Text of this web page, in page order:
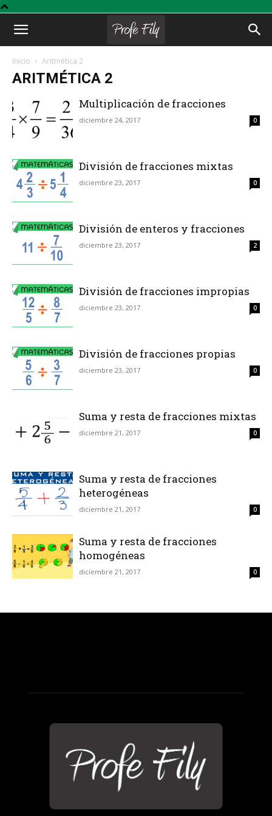
Profe
Fily
Inicio Aritmética 2
ARITMÉTICA 2
Multiplicación de fracciones
diciembre 24, 2017 0
División de fracciones mixtas
diciembre 23, 2017 0
División de enteros y fracciones
diciembre 23, 2017 2
División de fracciones impropias
diciembre 23, 2017 0
División de fracciones propias
diciembre 23, 2017 0
Suma y resta de fracciones mixtas
diciembre 21, 2017 0
Suma y resta de fracciones
heterogéneas
diciembre 21, 2017 0
Suma y resta de fracciones
homogéneas
diciembre 21, 2017 0